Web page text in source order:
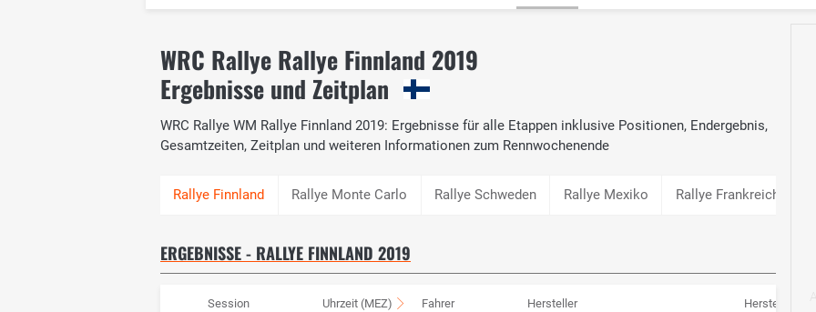
WRC Rallye Rallye Finnland 2019
Ergebnisse und Zeitplan
WRC Rallye WM Rallye Finnland 2019: Ergebnisse für alle Etappen inklusive Positionen, Endergebnis,
Gesamtzeiten, Zeitplan und weiteren Informationen zum Rennwochenende
Rallye Monte Carlo Rallye Schweden Rallye Mexiko Rallye Frankreich
ERGEBNISSE - RALLYE FINNLAND 2019
Session Uhrzeit (MEZ) Fahrer Hersteller Hersteller